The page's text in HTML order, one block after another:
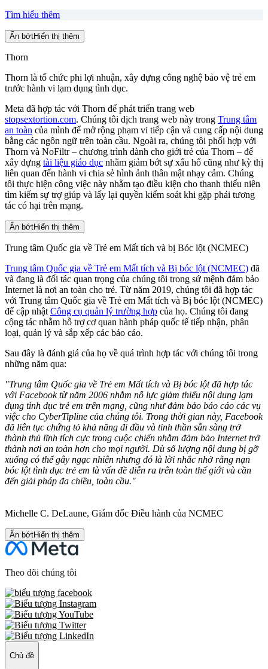
Tìm hiểu thêm
Ẩn bớtHiển thị thêm
Thorn
Thorn là tổ chức phi lợi nhuận, xây dựng công nghệ bảo vệ trẻ em
trước hành vi lạm dụng tình dục.
Meta đã hợp tác với Thorn để phát triển trang web
stopsextortion.com. Chúng tôi dịch trang web này trong Trung tâm
an toàn của mình để mở rộng phạm vi tiếp cận và cung cấp nội dung
bằng các ngôn ngữ trên toàn cầu. Ngoài ra, chúng tôi phối hợp với
Thorn và NoFiltr – chương trình dành cho giới trẻ của Thorn – để
xây dựng tài liệu giáo dục nhằm giảm bớt sự xấu hổ cũng như kỳ thị
liên quan đến hành vi chia sẻ hình ảnh thân mật nhạy cảm. Chúng
tôi thực hiện công việc này nhằm tạo điều kiện cho thanh thiếu niên
tìm kiếm sự trợ giúp và lấy lại quyền kiểm soát khi gặp phải tương
tác có hại trên mạng.
Ẩn bớtHiển thị thêm
Trung tâm Quốc gia về Trẻ em Mất tích và bị Bóc lột (NCMEC)
Trung tâm Quốc gia về Trẻ em Mất tích và Bị bóc lột (NCMEC) đã
và đang là đối tác quan trọng của chúng tôi trong sứ mệnh đảm bảo
Internet là nơi an toàn cho trẻ. Từ năm 2019, chúng tôi đã hợp tác
với Trung tâm Quốc gia về Trẻ em Mất tích và Bị bóc lột (NCMEC)
để cập nhật Công cụ quản lý trường hợp của họ. Chúng tôi đang
cộng tác nhằm hỗ trợ cơ quan hành pháp quốc tế tiếp nhận, phân
loại, quản lý và sắp xếp các báo cáo.
Sau đây là đánh giá của họ về quá trình hợp tác với chúng tôi trong
những năm qua:
"Trung tâm Quốc gia về Trẻ em Mất tích và Bị bóc lột đã hợp tác
với Facebook từ năm 2006 nhằm nỗ lực giảm thiểu nội dung lạm
dụng tình dục trẻ em trên mạng, cũng như đảm bảo báo cáo các vụ
việc cho CyberTipline của chúng tôi. Trong thời gian này, Facebook
đã liên tục chứng tỏ khả năng đi đầu và tinh thần sẵn sàng trở
thành thủ lĩnh tích cực trong cuộc chiến nhằm đảm bảo Internet trở
thành nơi an toàn hơn cho mọi người. Dù số lượng nội dung bị gỡ
xuống có thể gây ngạc nhiên nhưng đó là lời nhắc nhở rằng nạn
bóc lột tình dục trẻ em là vấn đề diễn ra trên toàn thế giới và cần
đến giải pháp đa chiều, toàn cầu."
Michelle C. DeLaune, Giám đốc Điều hành của NCMEC
Ẩn bớtHiển thị thêm
Theo dõi chúng tôi
Chủ đề